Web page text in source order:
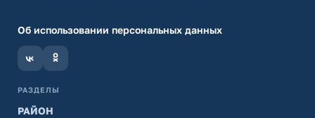
Об использовании персональных данных
РАЗДЕЛЫ
РАЙОН